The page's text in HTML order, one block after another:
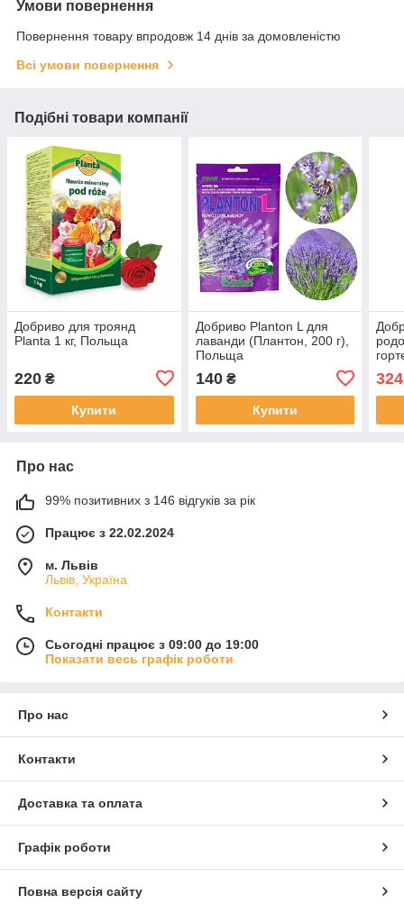
Умови повернення
Повернення товару впродовж 14 днів за домовленістю
Всі умови повернення
Подібні товари компанії
Добриво для троянд
Planta 1 кг, Польща
220 ₴
Купити
Добриво Planton L для
лаванди (Плантон, 200 г),
Польща
140₴
Купити
324
Про нас
99% позитивних з 146 відгуків за рік
Працює з 22.02.2024
м. Львів
Львів, Україна
Контакти
Сьогодні працює з 09:00 до 19:00
Показати весь графік роботи
Про нас
Контакти
Доставка та оплата
Графік роботи
Повна версія сайту